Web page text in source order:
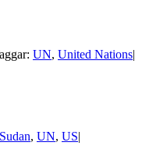
UN, United Nations|
Sudan, UN, US|